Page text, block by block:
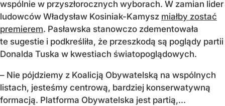
wspólnie w przyszłorocznych wyborach. W zamian lider
ludowców Władysław Kosiniak-Kamysz miałby zostać
premierem. Pasławska stanowczo zdementowała
te sugestie i podkreśliła, że przeszkodą są poglądy partii
Donalda Tuska w kwestiach światopoglądowych.
– Nie pójdziemy z Koalicją Obywatelską na wspólnych
listach, jesteśmy centrową, bardziej konserwatywną
formacją. Platforma Obywatelska jest partią,...